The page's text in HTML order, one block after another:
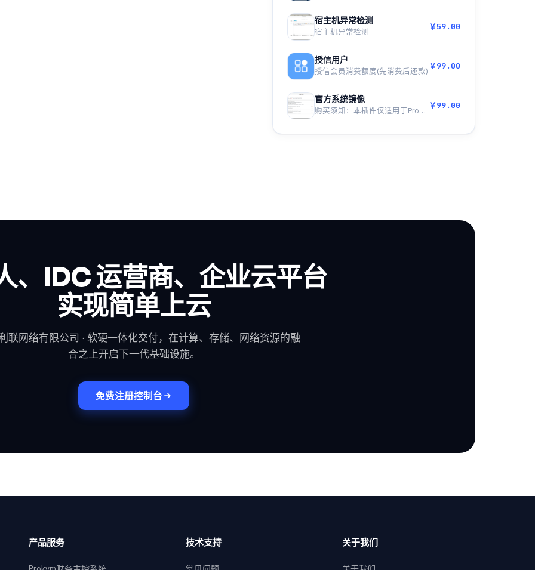
宿主机异常检测
宿主机异常检测 ￥59.00
授信用户
授信会员消费额度(先消费后还款) ￥99.00
官方系统镜像
购买须知：本插件仅适用于Proxmox... ￥99.00
、IDC 运营商、企业云平台
实现简单上云
联网络有限公司 · 软硬一体化交付，在计算、存储、网络资源的融
合之上开启下一代基础设施。
免费注册控制台
产品服务 技术支持 关于我们